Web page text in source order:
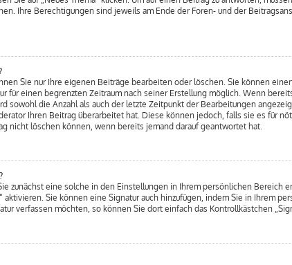
Ihre Berechtigungen sind jeweils am Ende der Foren- und der
Sie nur Ihre eigenen Beiträge bearbeiten oder löschen. Sie können
für einen begrenzten Zeitraum nach seiner Erstellung möglich. Wenn
sowohl die Anzahl als auch der letzte Zeitpunkt der Bearbeitungen
Ihren Beitrag überarbeitet hat. Diese können jedoch, falls sie es für
nicht löschen können, wenn bereits jemand darauf geantwortet hat.
zunächst eine solche in den Einstellungen in Ihrem persönlichen
aktivieren. Sie können eine Signatur auch hinzufügen, indem Sie in Ihrem
verfassen möchten, so können Sie dort einfach das Kontrollkästchen